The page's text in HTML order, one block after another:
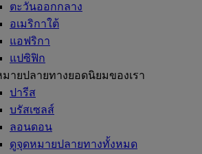
ตะวันออกกลาง
อเมริกาใต้
แอฟริกา
แปซิฟิก
มายปลายทางยอดนิยมของเรา
ปารีส
บรัสเซลส์
ลอนดอน
ดูจุดหมายปลายทางทั้งหมด